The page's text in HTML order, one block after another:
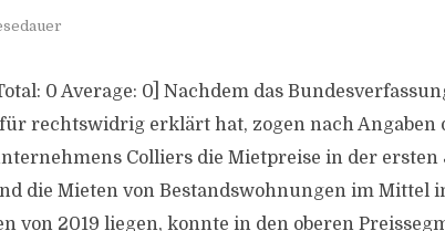
0 Average: 0] Nachdem das
rechtswidrig erklärt hat, zogen nach Angaben
Colliers die Mietpreise in der ersten
die Mieten von Bestandswohnungen im Mittel
von 2019 liegen, konnte in den oberen